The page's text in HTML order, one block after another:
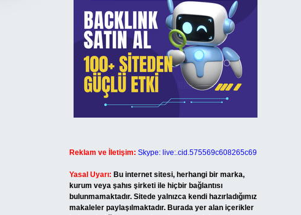
Reklam ve İletişim: Skype: live:.cid.575569c608265c69
Yasal Uyarı: Bu internet sitesi, herhangi bir marka,
kurum veya şahıs şirketi ile hiçbir bağlantısı
bulunmamaktadır. Sitede yalnızca kendi hazırladığımız
makaleler paylaşılmaktadır. Burada yer alan içerikler